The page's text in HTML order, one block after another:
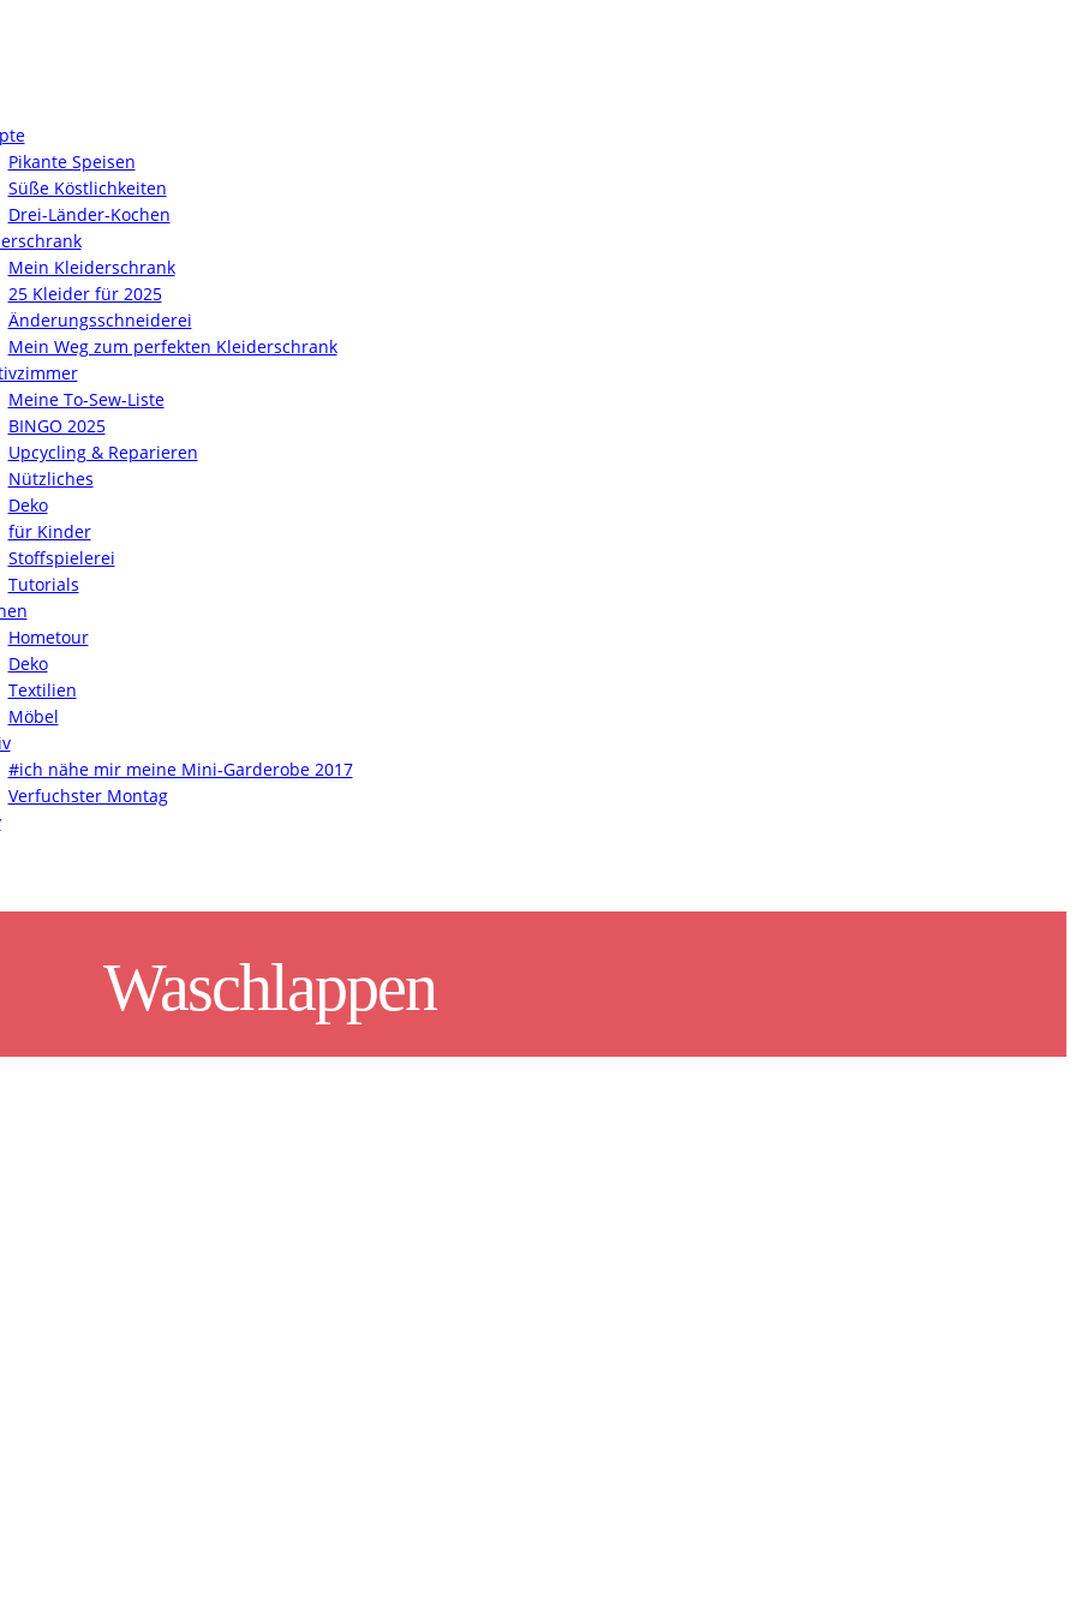
Pikante Speisen
Süße Köstlichkeiten
Drei-Länder-Kochen
Mein Kleiderschrank
25 Kleider für 2025
Änderungsschneiderei
Mein Weg zum perfekten Kleiderschrank
Meine To-Sew-Liste
BINGO 2025
Upcycling & Reparieren
Nützliches
Deko
für Kinder
Stoffspielerei
Tutorials
Hometour
Deko
Textilien
Möbel
#ich nähe mir meine Mini-Garderobe 2017
Verfuchster Montag
Waschlappen